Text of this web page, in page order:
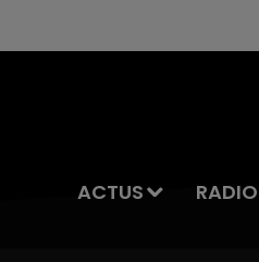
ACTUS RADIO